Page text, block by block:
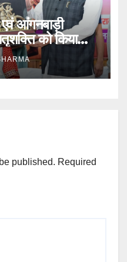
आंगनबाड़ी
को किया
published. Required